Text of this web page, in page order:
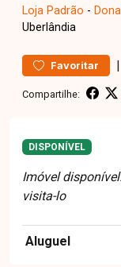
Loja Padrão -
Uberlândia
Favoritar |
Compartilhe:
DISPONÍVEL
Imóvel
visita-lo
Aluguel